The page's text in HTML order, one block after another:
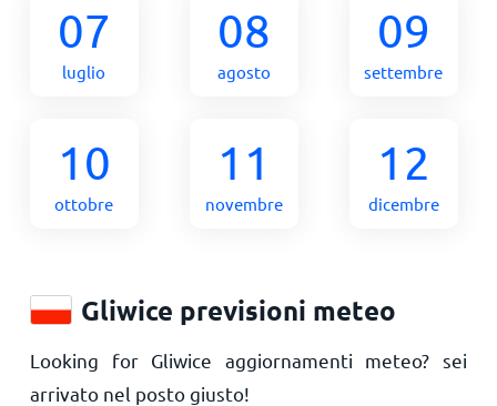
07
luglio
08
agosto
09
settembre
10
ottobre
11
novembre
12
dicembre
Gliwice previsioni meteo
Looking for Gliwice aggiornamenti meteo? sei
arrivato nel posto giusto!